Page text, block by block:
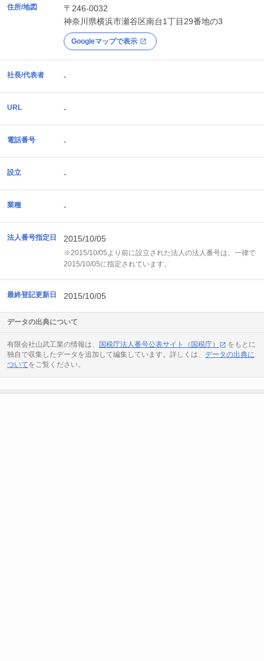
住所/地図
〒246-0032
神奈川県横浜市瀬谷区南台1丁目29番地の3
Googleマップで表示
社長/代表者 -
URL -
電話番号 -
設立 -
業種 -
法人番号指定日 2015/10/05
※2015/10/05より前に設立された法人の法人番号は、一律で
2015/10/05に指定されています。
最終登記更新日 2015/10/05
データの出典について
有限会社山武工業の情報は、 国税庁法人番号公表サイト（国税庁）
をもとに
独自で収集したデータを追加して編集しています。詳しくは、 データの出典に
ついてをご覧ください。